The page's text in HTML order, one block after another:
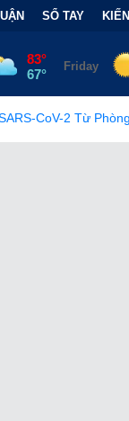
SỔ TAY
Nghiệm •